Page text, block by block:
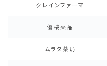
クレインファーマ
優桜薬品
ムラタ薬局